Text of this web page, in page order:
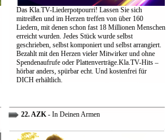
Das Kla.TV-Liederpotpourri! Lassen Sie sich
mitreißen und im Herzen treffen von über 160
Liedern, mit denen schon fast 18 Millionen Menschen
erreicht wurden. Jedes Stück wurde selbst
geschrieben, selbst komponiert und selbst arrangiert.
Bezahlt mit den Herzen vieler Mitwirker und ohne
Spendenaufrufe oder Plattenverträge.Kla.TV-Hits –
hörbar anders, spürbar echt. Und kostenfrei für
DICH erhältlich.
22. AZK- In Deinen Armen